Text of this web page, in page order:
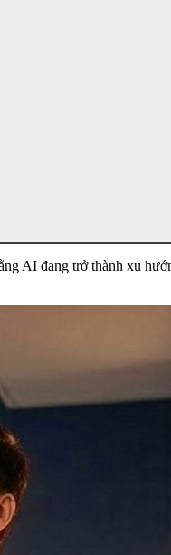
AI đang trở thành xu